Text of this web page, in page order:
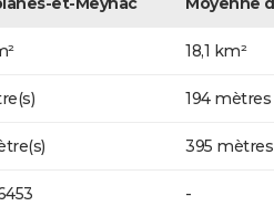
18,1 km²
194 mètres
395 mètres
-